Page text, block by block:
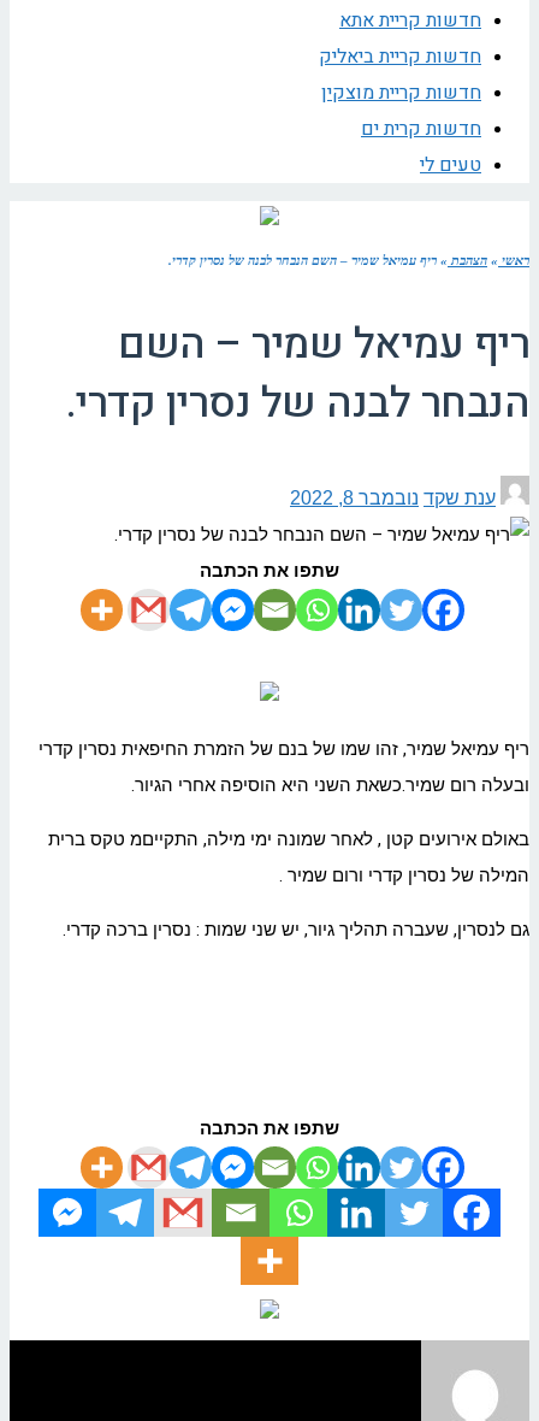
חדשות קריית אתא
חדשות קריית ביאליק
חדשות קריית מוצקין
חדשות קרית ים
טעים לי
ראשי » הצהבת » ריף עמיאל שמיר – השם הנבחר לבנה של נסרין קדרי.
ריף עמיאל שמיר – השם
הנבחר לבנה של נסרין קדרי.
ענת שקד נובמבר 8, 2022
שתפו את הכתבה
ריף עמיאל שמיר, זהו שמו של בנם של הזמרת החיפאית נסרין קדרי
ובעלה רום שמיר.כשאת השני היא הוסיפה אחרי הגיור.
באולם אירועים קטן , לאחר שמונה ימי מילה, התקייםמ טקס ברית
המילה של נסרין קדרי ורום שמיר .
גם לנסרין, שעברה תהליך גיור, יש שני שמות : נסרין ברכה קדרי.
שתפו את הכתבה